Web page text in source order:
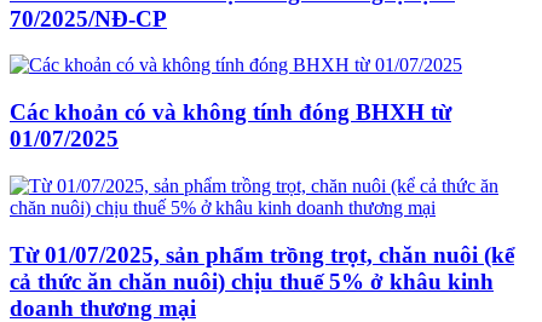
70/2025/NĐ-CP
Các khoản có và không tính đóng BHXH từ
01/07/2025
Từ 01/07/2025, sản phẩm trồng trọt, chăn nuôi (kể
cả thức ăn chăn nuôi) chịu thuế 5% ở khâu kinh
doanh thương mại